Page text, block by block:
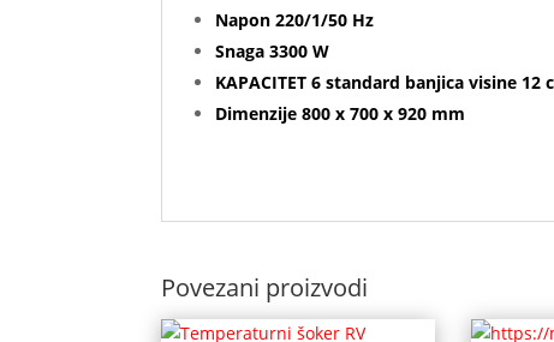
Napon 220/1/50 Hz
Snaga 3300 W
KAPACITET 6 standard banjica visine
Dimenzije 800 x 700 x 920 mm
Povezani proizvodi